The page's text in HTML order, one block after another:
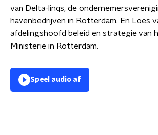
van Delta-linqs, de
havenbedrijven in Rotterdam. En Loes
afdelingshoofd beleid en strategie van
Ministerie in Rotterdam.
Speel audio af